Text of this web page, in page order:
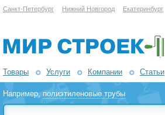
Санкт-Петербург Нижний Новгород Екатеринбург
Товары Услуги Компании Статьи
Например,полиэтиленовые трубы